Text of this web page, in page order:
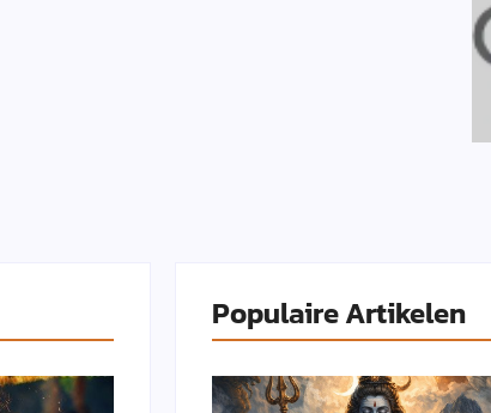
Populaire Artikelen